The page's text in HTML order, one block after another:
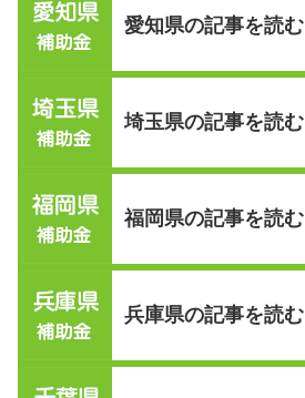
愛知県の記事を読む
埼玉県の記事を読む
福岡県の記事を読む
兵庫県の記事を読む